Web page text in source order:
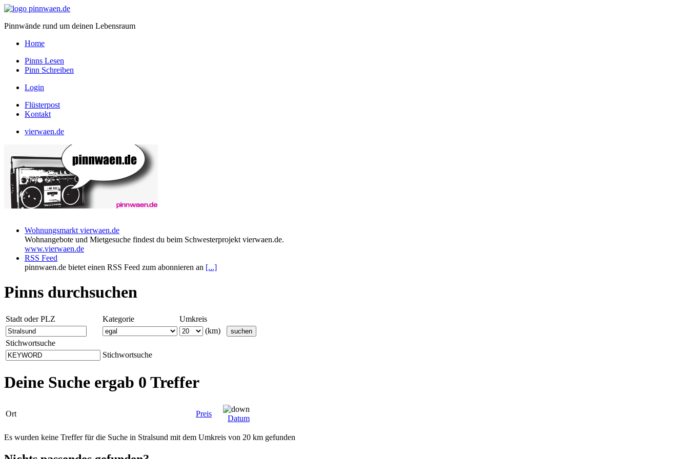
Pinnwände rund um deinen Lebensraum
Home
Pinns Lesen
Pinn Schreiben
Login
Flüsterpost
Kontakt
vierwaen.de
Wohnungsmarkt vierwaen.de
Wohnangebote und Mietgesuche findest du beim Schwesterprojekt vierwaen.de.
www.vierwaen.de
RSS Feed
pinnwaen.de bietet einen RSS Feed zum abonnieren an [...]
Pinns durchsuchen
Stadt oder PLZ Kategorie
Umkreis
(km)
Stichwortsuche
Stichwortsuche
Deine Suche ergab 0 Treffer
Ort Preis
Datum
Es wurden keine Treffer für die Suche in Stralsund mit dem Umkreis von 20 km gefunden